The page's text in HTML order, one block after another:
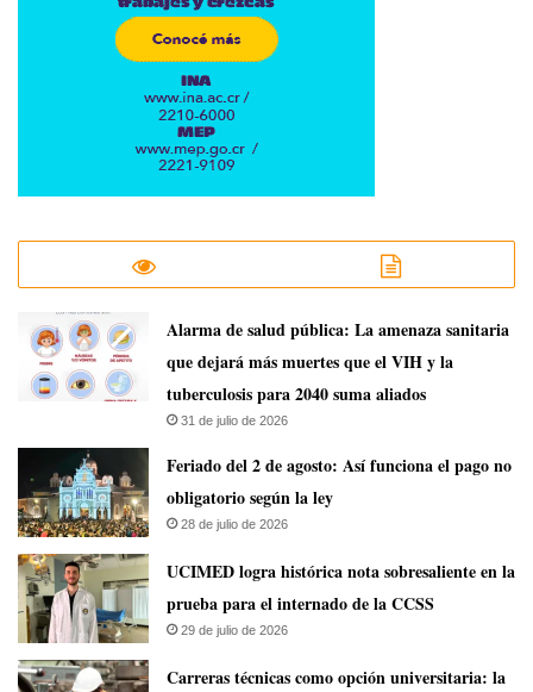
​Alarma de salud pública: La amenaza sanitaria
que dejará más muertes que el VIH y la
tuberculosis para 2040 suma aliados
31 de julio de 2026
Feriado del 2 de agosto: Así funciona el pago no
obligatorio según la ley
28 de julio de 2026
UCIMED logra histórica nota sobresaliente en la
prueba para el internado de la CCSS
29 de julio de 2026
Carreras técnicas como opción universitaria: la